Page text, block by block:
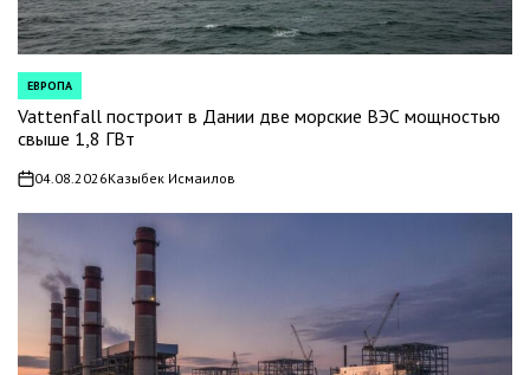
POSTED
IN
ЕВРОПА
Vattenfall построит в Дании две морские ВЭС мощностью
свыше 1,8 ГВт
on04.08.2026Казыбек Исмаилов